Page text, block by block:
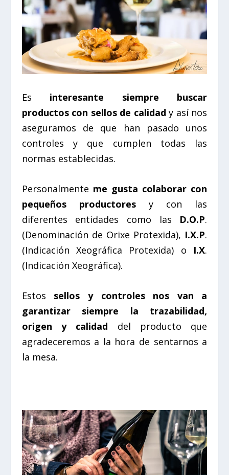
Es interesante siempre buscar
productos con sellos de calidad y así nos
aseguramos de que han pasado unos
controles y que cumplen todas las
normas establecidas.
Personalmente me gusta colaborar con
pequeños productoresy con las
diferentes entidades como las D.O.P.
(Denominación de Orixe Protexida), I.X.P.
(Indicación Xeográfica Protexida) o I.X.
(Indicación Xeográfica).
Estos sellos y controles nos van a
garantizar siempre la trazabilidad,
origen y calidad del producto que
agradeceremos a la hora de sentarnos a
la mesa.